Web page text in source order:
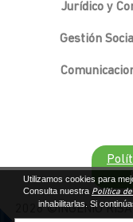
Jurídico y
Gestión
2026 ©INGENIO
Utilizamos cookies para
Consulta nuestra Política
inhabilitarlas. Si